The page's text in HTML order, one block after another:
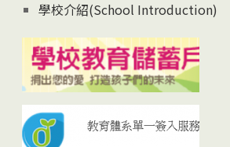
學校介紹(School Introduction)